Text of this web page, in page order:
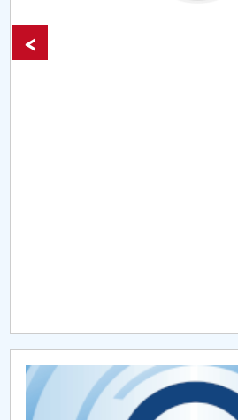
Raportul Conducerii Centrului
Admitere 2024
Management DAMK
<